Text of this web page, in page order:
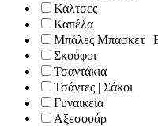
Κάλτσες
Καπέλα
Μπάλες Μπασκετ |
Σκούφοι
Τσαντάκια
Τσάντες | Σάκοι
Γυναικεία
Αξεσουάρ